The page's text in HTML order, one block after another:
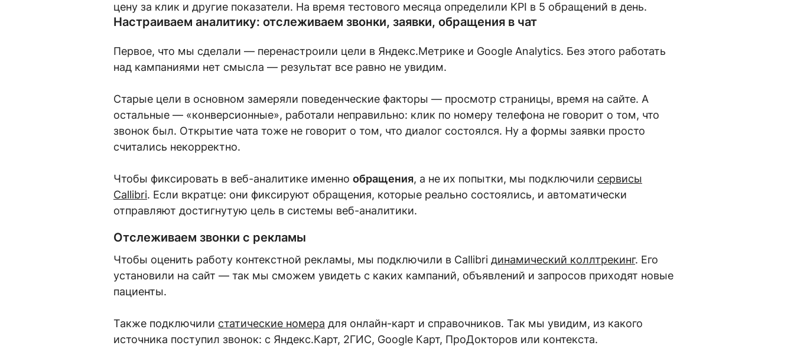
цену за клик и другие показатели. На время тестового месяца определили KPI в 5 обращений в день.
Настраиваем аналитику: отслеживаем звонки, заявки, обращения в чат
Первое, что мы сделали — перенастроили цели в Яндекс.Метрике и Google Analytics. Без этого работать
над кампаниями нет смысла — результат все равно не увидим.
Старые цели в основном замеряли поведенческие факторы — просмотр страницы, время на сайте. А
остальные — «конверсионные», работали неправильно: клик по номеру телефона не говорит о том, что
звонок был. Открытие чата тоже не говорит о том, что диалог состоялся. Ну а формы заявки просто
считались некорректно.
Чтобы фиксировать в веб-аналитике именно обращения, а не их попытки, мы подключили сервисы
Callibri. Если вкратце: они фиксируют обращения, которые реально состоялись, и автоматически
отправляют достигнутую цель в системы веб-аналитики.
Отслеживаем звонки с рекламы
Чтобы оценить работу контекстной рекламы, мы подключили в Callibri динамический коллтрекинг. Его
установили на сайт — так мы сможем увидеть с каких кампаний, объявлений и запросов приходят новые
пациенты.
Также подключили статические номера для онлайн-карт и справочников. Так мы увидим, из какого
источника поступил звонок: с Яндекс.Карт, 2ГИС, Google Карт, ПроДокторов или контекста.